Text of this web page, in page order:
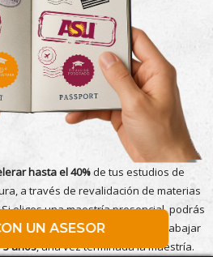
hasta el 40%de tus estudios de
a través de revalidación de materias
eliges una maestría presencial, podrás
Training que te permite trabajar
3 años, una vez terminada la maestría.
UN ASESOR